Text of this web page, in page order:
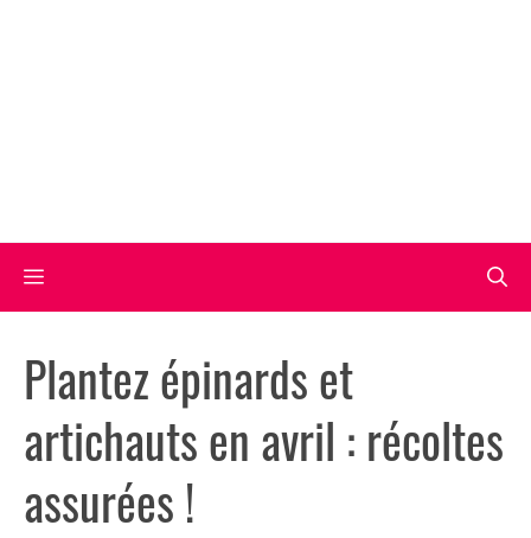
Menu
Plantez épinards et
artichauts en avril : récoltes
assurées !